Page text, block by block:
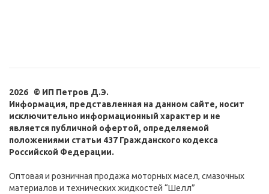
2026 © ИП Петров Д.Э.
Информация, представленная на данном сайте, носит
исключительно информационный характер и не
является публичной офертой, определяемой
положениями статьи 437 Гражданского кодекса
Российской Федерации.
Оптовая и розничная продажа моторных масел, смазочных
материалов и технических жидкостей “Шелл”